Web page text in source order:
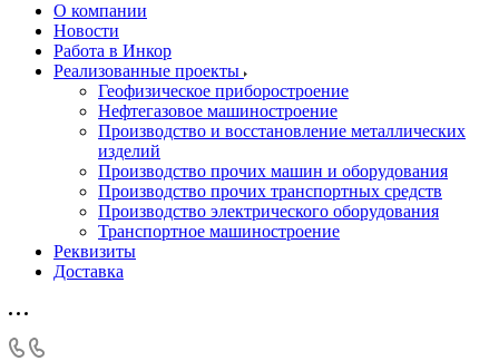
О компании
Новости
Работа в Инкор
Реализованные проекты
Геофизическое приборостроение
Нефтегазовое машиностроение
Производство и восстановление металлических
изделий
Производство прочих машин и оборудования
Производство прочих транспортных средств
Производство электрического оборудования
Транспортное машиностроение
Реквизиты
Доставка